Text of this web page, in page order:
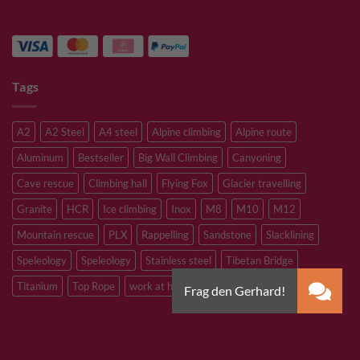
Tags
A2 A2 Steel A4 steel Alpine climbing
Alpine route
Aluminum
Bestseller Big Wall Climbing
Canyoning
Cave rescue
Climbing hall Flying Fox
Glacier travelling
Granite
HCR Ice climbing Inox M8 M10
M12
Mountain rescue
PLX Rappelling Sandstone
Slacklining
Speleology
Speleology Stainless steel
Tibetan Bridge
Titanium
Top Rope work at heights zinc plated steel